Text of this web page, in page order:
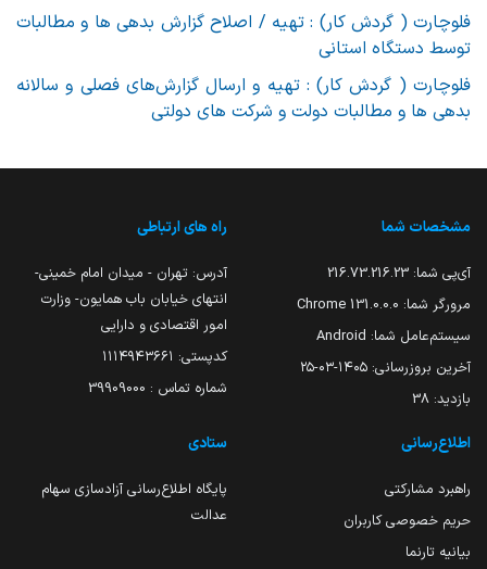
فلوچارت ( گردش کار) : تهیه / اصلاح گزارش بدهی ها و مطالبات
توسط دستگاه استانی
فلوچارت ( گردش کار) : تهیه و ارسال گزارش‌های فصلی و سالانه
بدهی ها و مطالبات دولت و شرکت های دولتی
مشخصات شما
آی‌پی شما: 216.73.216.23
مرورگر شما: 131.0.0.0 Chrome
سیستم‌عامل شما: Android
آخرین بروزرسانی: ۱۴۰۵-۰۳-۲۵
بازدید: 38
راه های ارتباطی
آدرس: تهران - میدان امام خمینی-
انتهای خیابان باب همایون- وزارت
امور اقتصادی و دارایی
کدپستی: ۱۱۱۴۹۴۳۶۶۱
شماره تماس : 39909000
اطلاع‌رسانی
راهبرد مشارکتی
حریم خصوصی کاربران
بیانیه تارنما
ستادی
پایگاه اطلاع‌رسانی آزادسازی سهام
عدالت